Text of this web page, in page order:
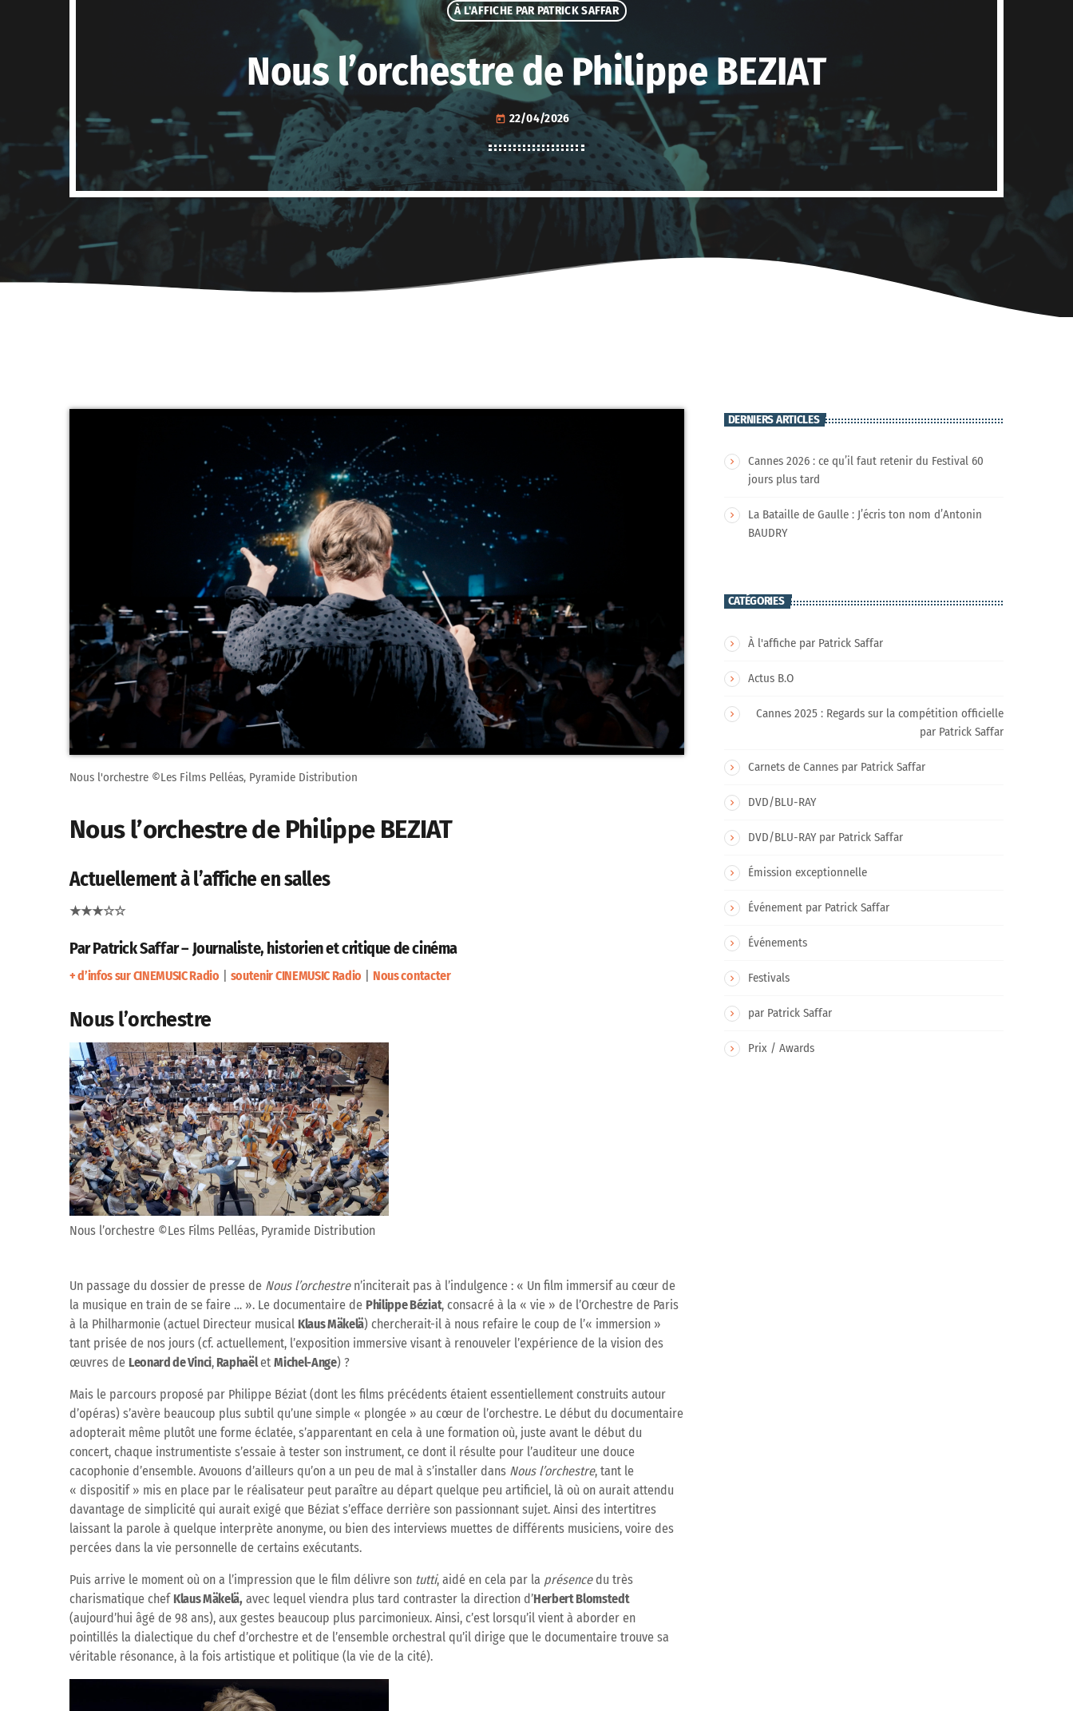
À L'AFFICHE PAR PATRICK SAFFAR
Nous l’orchestre de Philippe BEZIAT
today 22/04/2026
Nous l'orchestre ©Les Films Pelléas, Pyramide Distribution
Nous l’orchestre de Philippe BEZIAT
Actuellement à l’affiche en salles
★★★☆☆
Par Patrick Saffar – Journaliste, historien et critique de cinéma
+ d’infos sur CINEMUSIC Radio soutenir CINEMUSIC Radio |Nous contacter
Nous l’orchestre
Nous l’orchestre ©Les Films Pelléas, Pyramide Distribution
Un passage du dossier de presse de Nous l’orchestren’inciterait pas à l’indulgence : « Un film immersif au cœur de
la musique en train de se faire … ». Le documentaire de Philippe Béziat, consacré à la « vie » de l’Orchestre de Paris
à la Philharmonie (actuel Directeur musical Klaus Mäkelä) chercherait-il à nous refaire le coup de l’« immersion »
tant prisée de nos jours (cf. actuellement, l’exposition immersive visant à renouveler l’expérience de la vision des
œuvres de Leonard de Vinci,RaphaëletMichel-Ange) ?
Mais le parcours proposé par Philippe Béziat (dont les films précédents étaient essentiellement construits autour
d’opéras) s’avère beaucoup plus subtil qu’une simple « plongée » au cœur de l’orchestre. Le début du documentaire
adopterait même plutôt une forme éclatée, s’apparentant en cela à une formation où, juste avant le début du
concert, chaque instrumentiste s’essaie à tester son instrument, ce dont il résulte pour l’auditeur une douce
cacophonie d’ensemble. Avouons d’ailleurs qu’on a un peu de mal à s’installer dans Nous l’orchestre, tant le
« dispositif » mis en place par le réalisateur peut paraître au départ quelque peu artificiel, là où on aurait attendu
davantage de simplicité qui aurait exigé que Béziat s’efface derrière son passionnant sujet. Ainsi des intertitres
laissant la parole à quelque interprète anonyme, ou bien des interviews muettes de différents musiciens, voire des
percées dans la vie personnelle de certains exécutants.
Puis arrive le moment où on a l’impression que le film délivre son tutti, aidé en cela par la présencedu très
charismatique chef Klaus Mäkelä,avec lequel viendra plus tard contraster la direction d’Herbert Blomstedt
(aujourd’hui âgé de 98 ans), aux gestes beaucoup plus parcimonieux. Ainsi, c’est lorsqu’il vient à aborder en
pointillés la dialectique du chef d’orchestre et de l’ensemble orchestral qu’il dirige que le documentaire trouve sa
véritable résonance, à la fois artistique et politique (la vie de la cité).
DERNIERS ARTICLES
Cannes 2026 : ce qu’il faut retenir du Festival 60
jours plus tard
La Bataille de Gaulle : J’écris ton nom d’Antonin
BAUDRY
CATÉGORIES
À l'affiche par Patrick Saffar
Actus B.O
Cannes 2025 : Regards sur la compétition officielle
par Patrick Saffar
Carnets de Cannes par Patrick Saffar
DVD/BLU-RAY
DVD/BLU-RAY par Patrick Saffar
Émission exceptionnelle
Événement par Patrick Saffar
Événements
Festivals
par Patrick Saffar
Prix / Awards